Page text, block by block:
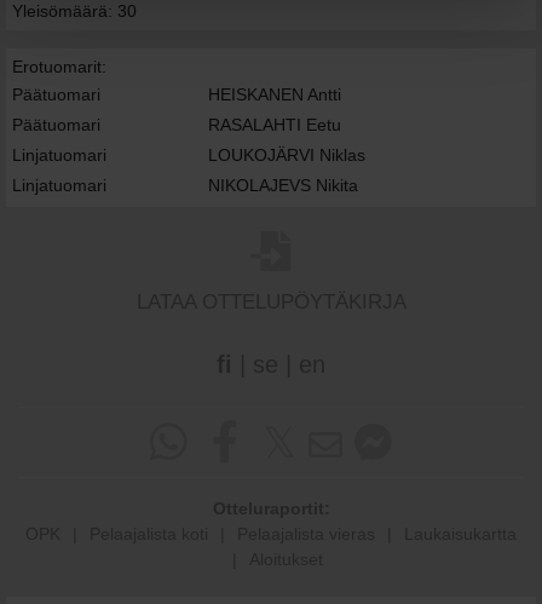
Yleisömäärä: 30
Erotuomarit:
Päätuomari
HEISKANEN Antti
Päätuomari
RASALAHTI Eetu
Linjatuomari
LOUKOJÄRVI Niklas
Linjatuomari
NIKOLAJEVS Nikita